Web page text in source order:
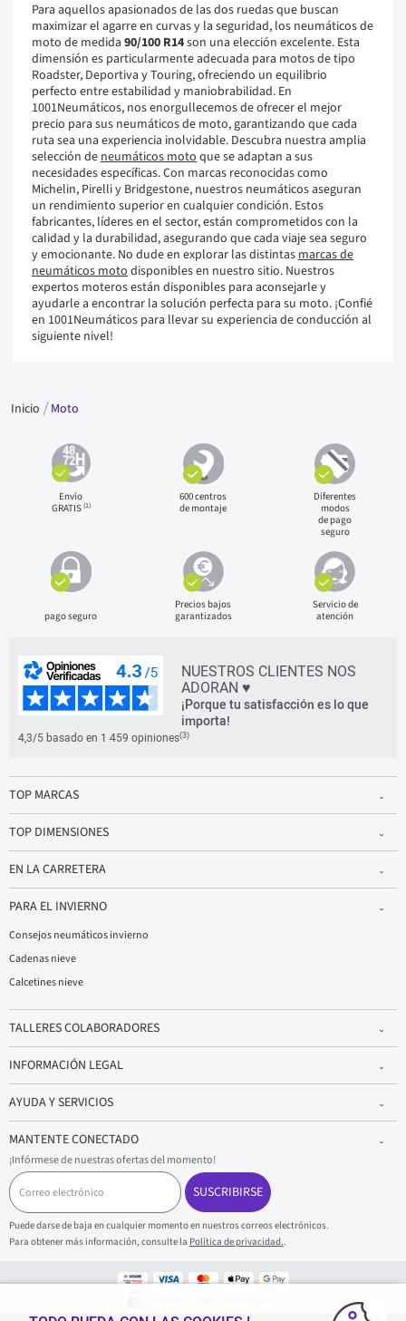
Para aquellos apasionados de las dos ruedas que buscan
maximizar el agarre en curvas y la seguridad, los neumáticos de
moto de medida 90/100 R14son una elección excelente. Esta
dimensión es particularmente adecuada para motos de tipo
Roadster, Deportiva y Touring, ofreciendo un equilibrio
perfecto entre estabilidad y maniobrabilidad. En
1001Neumáticos, nos enorgullecemos de ofrecer el mejor
precio para sus neumáticos de moto, garantizando que cada
ruta sea una experiencia inolvidable. Descubra nuestra amplia
selección deneumáticos motoque se adaptan a sus
necesidades específicas. Con marcas reconocidas como
Michelin, Pirelli y Bridgestone, nuestros neumáticos aseguran
un rendimiento superior en cualquier condición. Estos
fabricantes, líderes en el sector, están comprometidos con la
calidad y la durabilidad, asegurando que cada viaje sea seguro
y emocionante. No dude en explorar las distintasmarcas de
neumáticos motodisponibles en nuestro sitio. Nuestros
expertos moteros están disponibles para aconsejarle y
ayudarle a encontrar la solución perfecta para su moto. ¡Confié
en 1001Neumáticos para llevar su experiencia de conducción al
siguiente nivel!
Inicio Moto
Envío
GRATIS(1)
600 centros
de montaje
Diferentes
modos
de pago
seguro
pago seguro
Precios bajos
garantizados
Servicio de
atención
NUESTROS CLIENTES NOS
ADORAN ♥
¡Porque tu satisfacción es lo que
importa!
4,3/5 basado en 1 459 opiniones(3)
TOP MARCAS
TOP DIMENSIONES
EN LA CARRETERA
PARA EL INVIERNO
Consejos neumáticos invierno
Cadenas nieve
Calcetines nieve
TALLERES COLABORADORES
INFORMACIÓN LEGAL
AYUDA Y SERVICIOS
MANTENTE CONECTADO
¡Infórmese de nuestras ofertas del momento!
C
o
r
r
e
o
l
SUSCRIBIRSE
Puede darse de baja en cualquier momento en nuestros correos electrónicos.
Para obtener más información, consulte la Política de privacidad..